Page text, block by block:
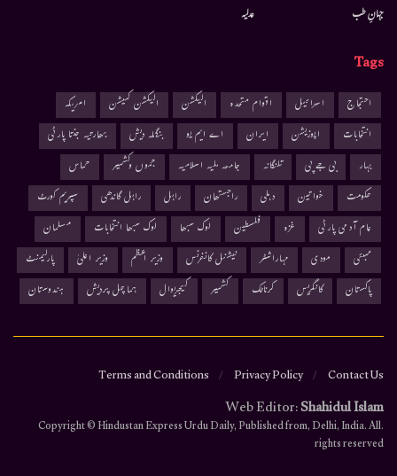
جہانِ طب
عدلیہ
Tags
احتجاج اسرائیل اقوام متحدہ الیکشن الیکشن کمیشن
امریکہ
انتخابات
اپوزیشن ایران اے ایم یو بنگلہ دیش
بھارتیہ جنتا پارٹی
بہار
بی جے پی تلنگانہ جامعہ ملیہ اسلامیہ جموں وکشمیر
حماس
حکومت
خواتین دہلی راجستھان راہل راہل گاندھی
سپریم کورٹ
عام آدمی پارٹی
غزہ فلسطین لوک سبھا لوک سبھا انتخابات
مسلمان
ممبئی
مودی مہاراشٹر نیشنل کانفرنس وزیر اعظم وزیر اعلیٰ
پارلیمنٹ
پاکستان
کانگریس کرناٹک کشمیر کیجریوال ہماچل پردیش ہندوستان
Contact Us
Privacy Policy
Terms and Conditions
Web Editor:Shahidul Islam
.Copyright © Hindustan Express Urdu Daily, Published from, Delhi, India. All
rights reserved